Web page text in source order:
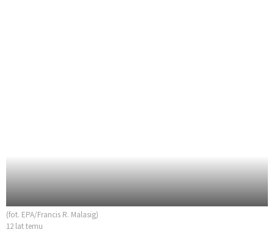
(fot. EPA/Francis R. Malasig)
12 lat temu